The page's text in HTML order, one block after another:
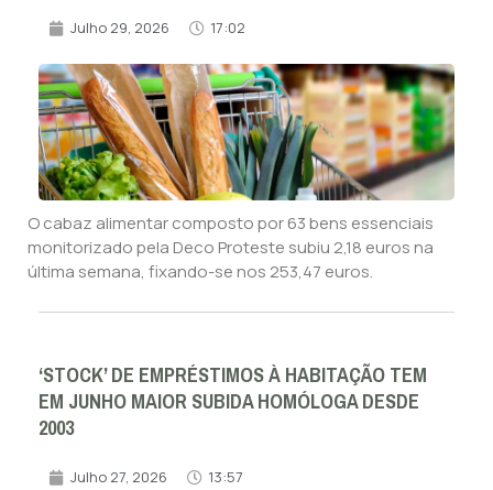
Julho 29, 2026 17:02
O cabaz alimentar composto por 63 bens essenciais
monitorizado pela Deco Proteste subiu 2,18 euros na
última semana, fixando-se nos 253,47 euros.
‘STOCK’ DE EMPRÉSTIMOS À HABITAÇÃO TEM
EM JUNHO MAIOR SUBIDA HOMÓLOGA DESDE
2003
Julho 27, 2026 13:57